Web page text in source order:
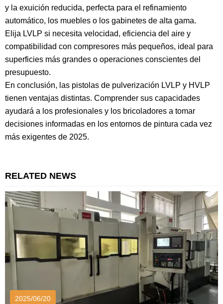
y la exuición reducida, perfecta para el refinamiento
automático, los muebles o los gabinetes de alta gama.
Elija LVLP si necesita velocidad, eficiencia del aire y
compatibilidad con compresores más pequeños, ideal para
superficies más grandes o operaciones conscientes del
presupuesto.
En conclusión, las pistolas de pulverización LVLP y HVLP
tienen ventajas distintas. Comprender sus capacidades
ayudará a los profesionales y los bricoladores a tomar
decisiones informadas en los entornos de pintura cada vez
más exigentes de 2025.
RELATED NEWS
2025/06/20